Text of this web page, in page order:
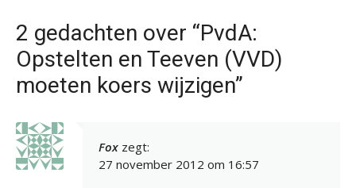
2 gedachten over “PvdA:
Opstelten en Teeven (VVD)
moeten koers wijzigen”
Fox zegt:
27 november 2012 om 16:57